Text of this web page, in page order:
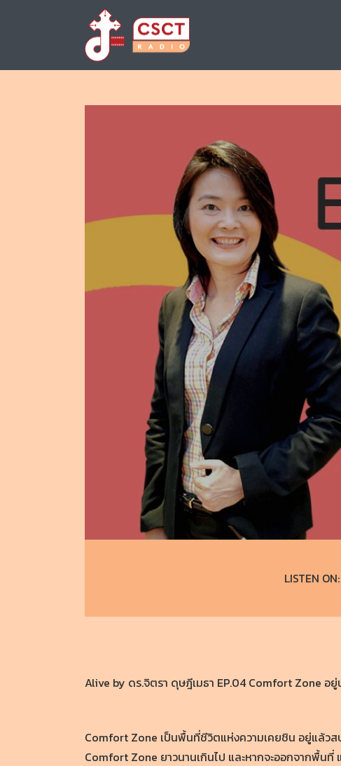
LISTEN ON:
Alive by ดร.จิตรา ดุษฎีเมธา EP.04 Comfort Zone อยู่
Comfort Zone เป็นพื้นที่ชีวิตแห่งความเคยชิน อยู่แล้วส
Comfort Zone ยาวนานเกินไป และหากจะออกจากพื้น